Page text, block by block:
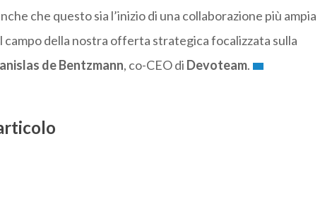
che questo sia l’inizio di una collaborazione più ampia
della nostra offerta strategica focalizzata sulla
de Bentzmann, co-CEO di Devoteam.